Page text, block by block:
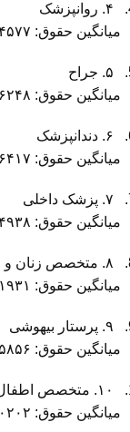
۴. روانپزشک
میانگین حقوق: ۲۲۴۵۷۷ دلار در سال
۵. جراح
میانگین حقوق: ۲۱۶۲۴۸ دلار در سال
۶. دندانپزشک
میانگین حقوق: ۱۹۶۴۱۷ دلار در سال
۷. پزشک داخلی
میانگین حقوق: ۱۹۴۹۳۸ دلار در سال
۸. متخصص زنان و زایمان
میانگین حقوق: ۱۹۱۹۳۱ دلار در سال
۹. پرستار بیهوشی
میانگین حقوق: ۱۸۵۸۵۶ دلار در سال
۱۰. متخصص اطفال
میانگین حقوق: ۱۸۰۲۰۲ دلار در سال